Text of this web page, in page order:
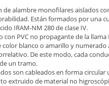
de alambre monofilares aislados
Están formados por una
IRAM-NM 280 de clase IV.
con PVC no propagante de la
color blanco o amarillo y numerado
De este modo, cada
un tramo.
son cableados en forma circular
extruido de material no